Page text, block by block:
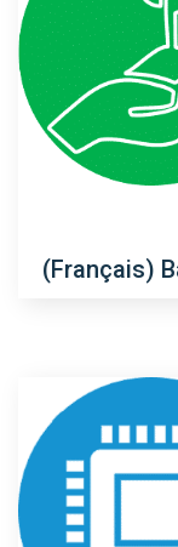
(Français)